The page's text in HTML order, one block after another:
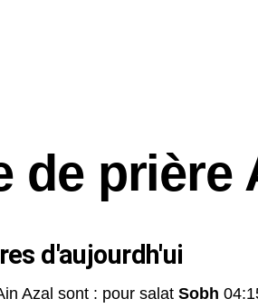
de prière
d'aujourdh'ui
Azal sont : pour salat Sobh